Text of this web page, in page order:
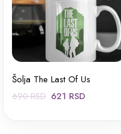
Šolja The Last Of Us
690RSD Originalna
621 RSDTrenutna